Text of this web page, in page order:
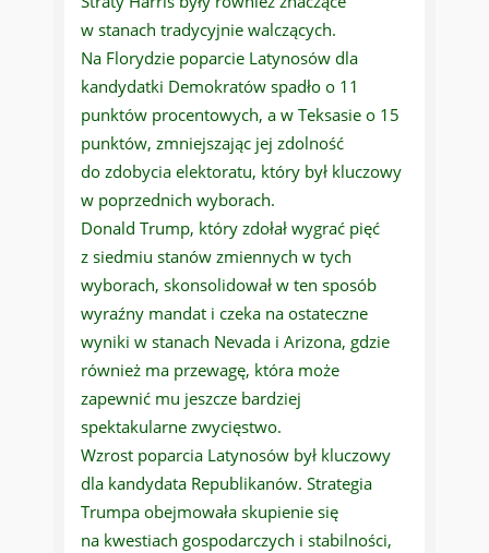
w stanach tradycyjnie walczących.
Na Florydzie poparcie Latynosów dla
kandydatki Demokratów spadło o 11
punktów procentowych, a w Teksasie o 15
punktów, zmniejszając jej zdolność
do zdobycia elektoratu, który był kluczowy
w poprzednich wyborach.
Donald Trump, który zdołał wygrać pięć
z siedmiu stanów zmiennych w tych
wyborach, skonsolidował w ten sposób
wyraźny mandat i czeka na ostateczne
wyniki w stanach Nevada i Arizona, gdzie
również ma przewagę, która może
zapewnić mu jeszcze bardziej
spektakularne zwycięstwo.
Wzrost poparcia Latynosów był kluczowy
dla kandydata Republikanów. Strategia
Trumpa obejmowała skupienie się
na kwestiach gospodarczych i stabilności,